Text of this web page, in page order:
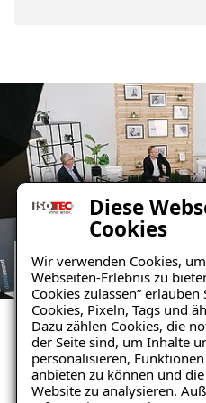
Diese
Cookies
Wir verwenden Cookies,
Webseiten-Erlebnis zu
Cookies zulassen”
Cookies, Pixeln, Tags und
Dazu zählen Cookies, die
der Seite sind, um Inhalte
personalisieren,
anbieten zu können und
Website zu analysieren.
DIGITAL
Architectus-
Der ISOTEC-
Ergänzung zur